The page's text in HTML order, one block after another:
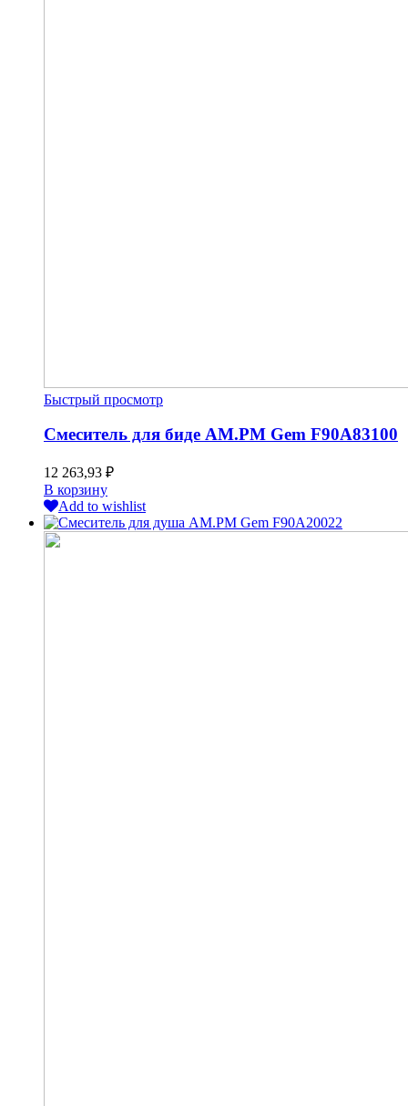
Быстрый просмотр
Смеситель для биде AM.PM Gem F90A83100
12 263,93 ₽
В корзину
Add to wishlist